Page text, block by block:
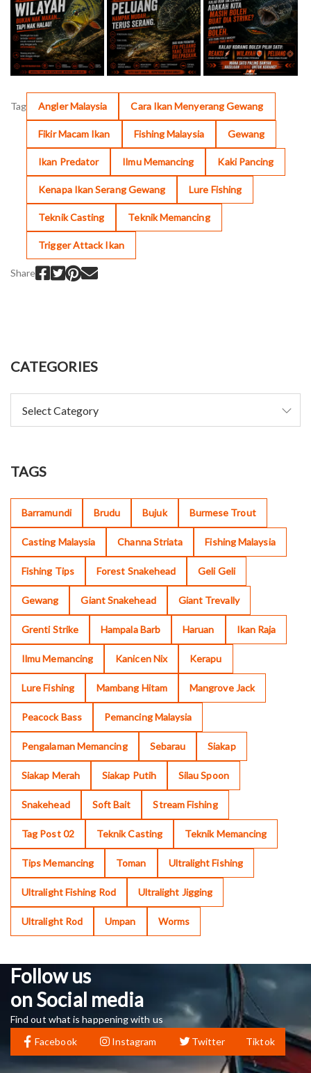
Tag Angler Malaysia Cara Ikan Menyerang Gewang
Fikir Macam Ikan Fishing Malaysia Gewang
Ikan Predator Ilmu Memancing Kaki Pancing
Kenapa Ikan Serang Gewang Lure Fishing
Teknik Casting Teknik Memancing
Trigger Attack Ikan
Share
CATEGORIES
TAGS
Barramundi Brudu Bujuk Burmese Trout
Casting Malaysia Channa Striata Fishing Malaysia
Fishing Tips Forest Snakehead Geli Geli
Gewang Giant Snakehead Giant Trevally
Grenti Strike Hampala Barb Haruan Ikan Raja
Ilmu Memancing Kanicen Nix Kerapu
Lure Fishing Mambang Hitam Mangrove Jack
Peacock Bass Pemancing Malaysia
Pengalaman Memancing Sebarau Siakap
Siakap Merah Siakap Putih Silau Spoon
Snakehead Soft Bait Stream Fishing
Tag Post 02 Teknik Casting Teknik Memancing
Tips Memancing Toman Ultralight Fishing
Ultralight Fishing Rod Ultralight Jigging
Ultralight Rod Umpan Worms
Follow us
on Social media
Find out what is happening with us
Facebook
Instagram Twitter Tiktok